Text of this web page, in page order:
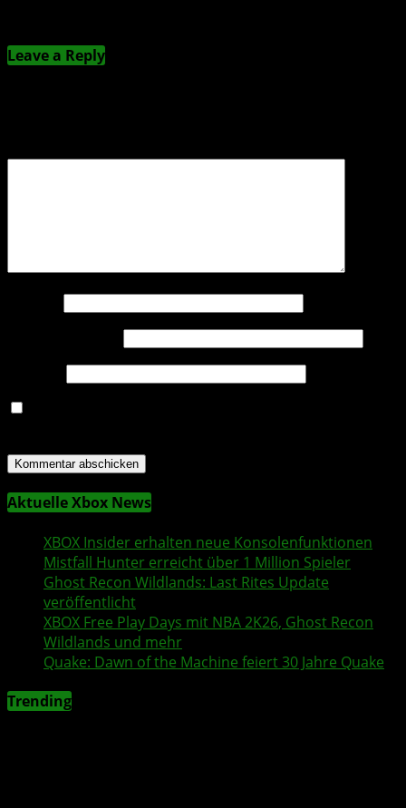
Leave a Reply
Aktuelle Xbox News
XBOX Insider erhalten neue Konsolenfunktionen
Mistfall Hunter erreicht über 1 Million Spieler
Ghost Recon Wildlands: Last Rites Update
veröffentlicht
XBOX Free Play Days mit NBA 2K26, Ghost Recon
Wildlands und mehr
Quake: Dawn of the Machine feiert 30 Jahre Quake
Trending